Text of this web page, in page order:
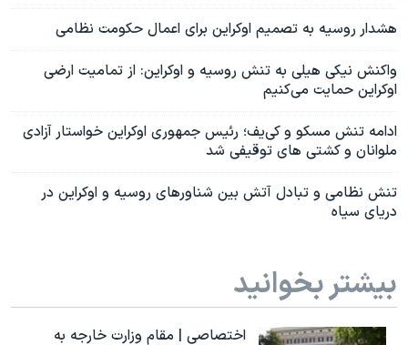
هشدار روسیه به تصمیم اوکراین برای اعمال حکومت نظامی
واکنش نیکی هیلی به تنش روسیه و اوکراین: از تمامیت ارضی
اوکراین حمایت می‌کنیم
ادامه تنش مسکو و کی‌یف؛ رئیس جمهوری اوکراین خواستار آزادی
ملوانان و کشتی های توقیفی شد
تنش نظامی و تبادل آتش بین شناورهای روسیه و اوکراین در
دریای سیاه
بیشتر بخوانید
اختصاصی | مقام وزارت خارجه به